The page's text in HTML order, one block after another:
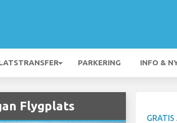
PARKERING INFO &
Flygplats
GRATIS